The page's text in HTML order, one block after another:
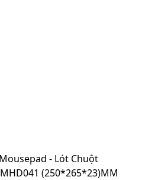
Mousepad - Lót Chuột
(250*265*23)MM